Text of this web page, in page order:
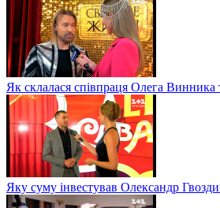
Як склалася співпраця Олега Винника
Яку суму інвестував Олександр